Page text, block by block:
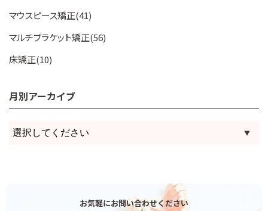
マウスピース矯正(41)
マルチブラケット矯正(56)
床矯正(10)
月別アーカイブ
お気軽にお問い合わせください